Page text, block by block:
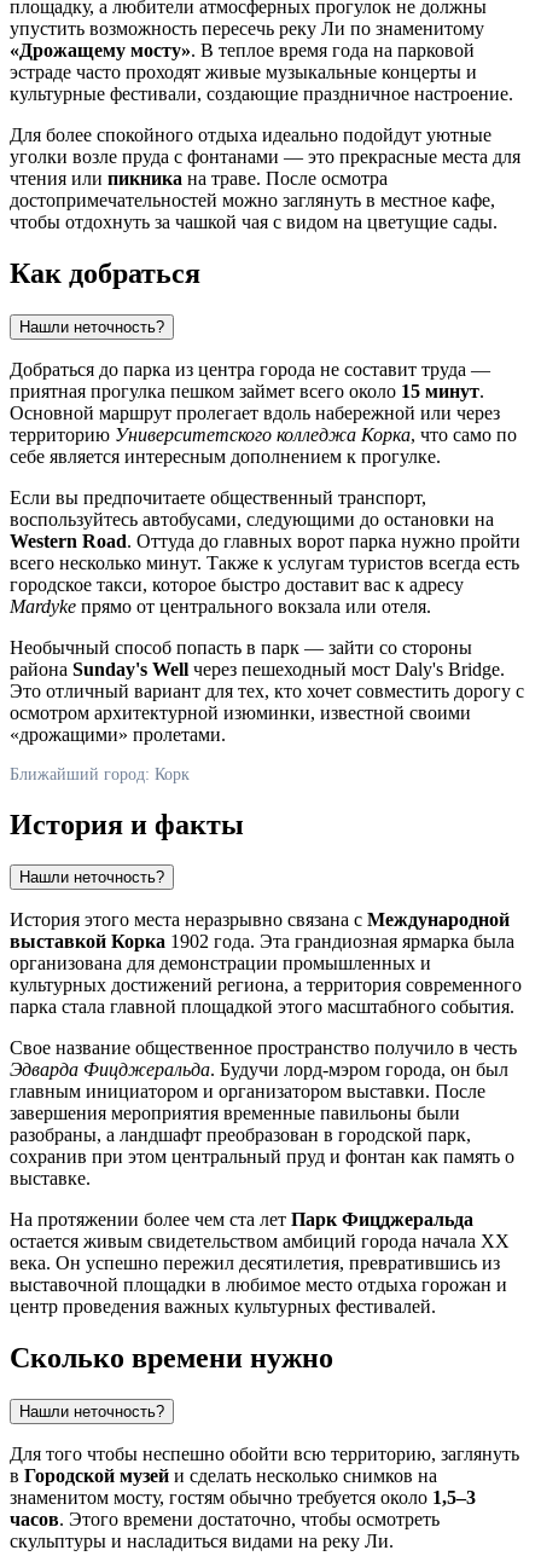
площадку, а любители атмосферных прогулок не должны
упустить возможность пересечь реку Ли по знаменитому
«Дрожащему мосту». В теплое время года на парковой
эстраде часто проходят живые музыкальные концерты и
культурные фестивали, создающие праздничное настроение.
Для более спокойного отдыха идеально подойдут уютные
уголки возле пруда с фонтанами — это прекрасные места для
чтения или пикника на траве. После осмотра
достопримечательностей можно заглянуть в местное кафе,
чтобы отдохнуть за чашкой чая с видом на цветущие сады.
Как добраться
Нашли неточность?
Добраться до парка из центра города не составит труда —
приятная прогулка пешком займет всего около 15 минут.
Основной маршрут пролегает вдоль набережной или через
территорию Университетского колледжа Корка, что само по
себе является интересным дополнением к прогулке.
Если вы предпочитаете общественный транспорт,
воспользуйтесь автобусами, следующими до остановки на
Western Road. Оттуда до главных ворот парка нужно пройти
всего несколько минут. Также к услугам туристов всегда есть
городское такси, которое быстро доставит вас к адресу
Mardyke прямо от центрального вокзала или отеля.
Необычный способ попасть в парк — зайти со стороны
района Sunday's Well через пешеходный мост Daly's Bridge.
Это отличный вариант для тех, кто хочет совместить дорогу с
осмотром архитектурной изюминки, известной своими
«дрожащими» пролетами.
Ближайший город: Корк
История и факты
Нашли неточность?
История этого места неразрывно связана с Международной
выставкой Корка 1902 года. Эта грандиозная ярмарка была
организована для демонстрации промышленных и
культурных достижений региона, а территория современного
парка стала главной площадкой этого масштабного события.
Свое название общественное пространство получило в честь
Эдварда Фицджеральда. Будучи лорд-мэром города, он был
главным инициатором и организатором выставки. После
завершения мероприятия временные павильоны были
разобраны, а ландшафт преобразован в городской парк,
сохранив при этом центральный пруд и фонтан как память о
выставке.
На протяжении более чем ста лет Парк Фицджеральда
остается живым свидетельством амбиций города начала XX
века. Он успешно пережил десятилетия, превратившись из
выставочной площадки в любимое место отдыха горожан и
центр проведения важных культурных фестивалей.
Сколько времени нужно
Нашли неточность?
Для того чтобы неспешно обойти всю территорию, заглянуть
в Городской музей и сделать несколько снимков на
знаменитом мосту, гостям обычно требуется около 1,5–3
часов. Этого времени достаточно, чтобы осмотреть
скульптуры и насладиться видами на реку Ли.